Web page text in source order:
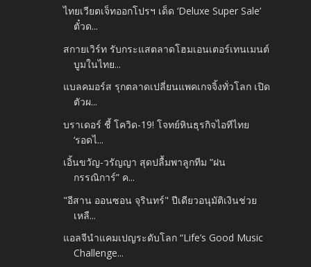
ไทยเวียตเจ็ทออกโปรฯ เด็ด ‘Deluxe Super Sale’
ตั๋วด...
สกายเวิร์ท รับกระแสตลาดโฮมเอนเตอร์เทนเมนต์
บูมในไทย...
แบลคมอร์ส รุกตลาดเปลี่ยนแพคเกจจิ้งทั่วโลก เปิด
ตัวผ...
บราเดอร์ ชี้ โควิด-19! โจทย์หินธุรกิจไอทีไทย
‘รอดไ...
เอิ้นขวัญ-วรัญญา สุดปลื้มพาลูกทีม “ฝน
กรรณิการ์” ค...
"อีสาน ออนซอน จุรินทร์" ปีเดียวอนุมัติเงินช่วย
เหลื...
แอลจีนำแคมเปญระดับโลก “Life’s Good Music
Challenge...